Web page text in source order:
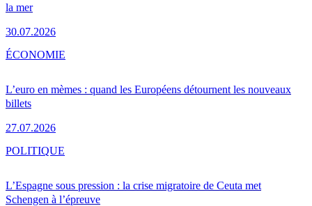
la mer
30.07.2026
L’euro en mèmes : quand les Européens détournent les nouveaux
billets
27.07.2026
ÉCONOMIE
L’Espagne sous pression : la crise migratoire de Ceuta met
Schengen à l’épreuve
POLITIQUE